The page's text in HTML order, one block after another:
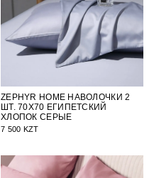
ZEPHYR HOME НАВОЛОЧКИ 2
ШТ. 70Х70 ЕГИПЕТСКИЙ
ХЛОПОК СЕРЫЕ
7 500 KZT